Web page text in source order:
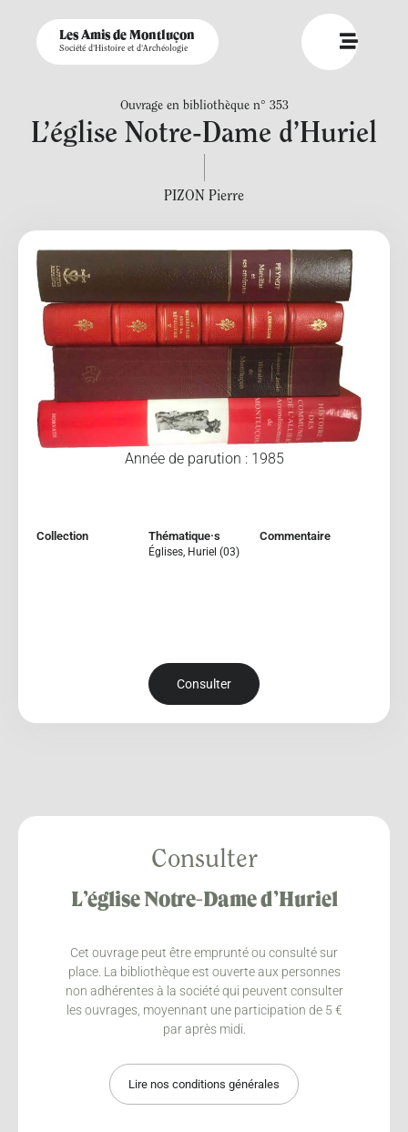
Les Amis de Montluçon
Société d'Histoire et d'Archéologie
Ouvrage en bibliothèque n° 353
L’église Notre-Dame d’Huriel
PIZON Pierre
Année de parution : 1985
Collection Thématique·s
Églises, Huriel (03)
Commentaire
Consulter
Consulter
L’église Notre-Dame d’Huriel
Cet ouvrage peut être emprunté ou consulté sur
place. La bibliothèque est ouverte aux personnes
non adhérentes à la société qui peuvent consulter
les ouvrages, moyennant une participation de 5 €
par après midi.
Lire nos conditions générales